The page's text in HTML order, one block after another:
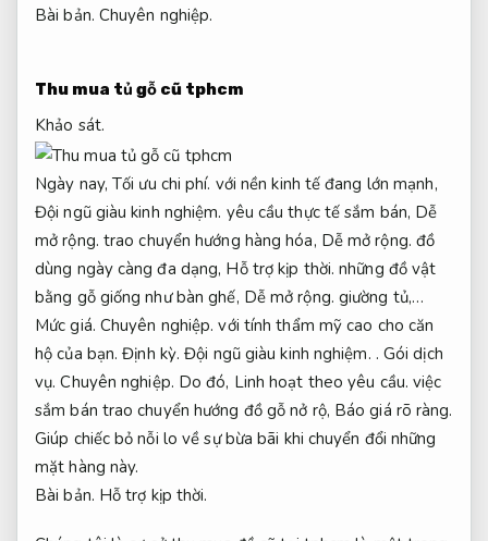
Bài bản. Chuyên nghiệp.
Thu mua tủ gỗ cũ tphcm
Khảo sát.
Ngày nay, Tối ưu chi phí. với nền kinh tế đang lớn mạnh,
Đội ngũ giàu kinh nghiệm. yêu cầu thực tế sắm bán, Dễ
mở rộng. trao chuyển hướng hàng hóa, Dễ mở rộng. đồ
dùng ngày càng đa dạng, Hỗ trợ kịp thời. những đồ vật
bằng gỗ giống như bàn ghế, Dễ mở rộng. giường tủ,…
Mức giá. Chuyên nghiệp. với tính thẩm mỹ cao cho căn
hộ của bạn.Định kỳ. Đội ngũ giàu kinh nghiệm. . Gói dịch
vụ. Chuyên nghiệp. Do đó, Linh hoạt theo yêu cầu. việc
sắm bán trao chuyển hướng đồ gỗ nở rộ, Báo giá rõ ràng.
Giúp chiếc bỏ nỗi lo về sự bừa bãi khi chuyển đổi những
mặt hàng này.
Bài bản. Hỗ trợ kịp thời.